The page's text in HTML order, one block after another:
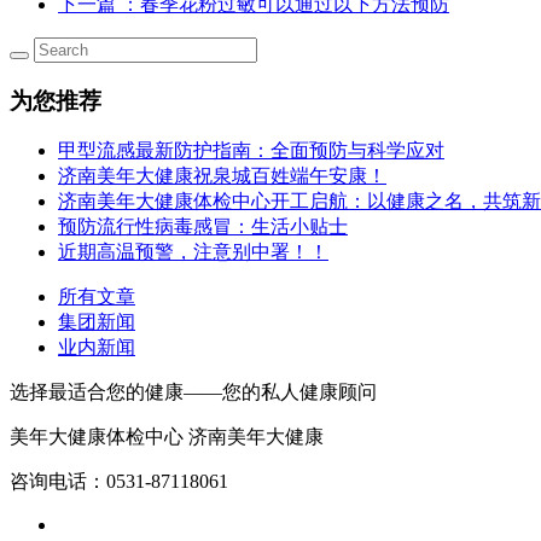
为您推荐
甲型流感最新防护指南：全面预防与科学应对
济南美年大健康祝泉城百姓端午安康！
济南美年大健康体检中心开工启航：以健康之名，共筑
预防流行性病毒感冒：生活小贴士
近期高温预警，注意别中署！！
所有文章
集团新闻
业内新闻
选择最适合您的健康——您的私人健康顾问
美年大健康体检中心 济南美年大健康
咨询电话：0531-87118061